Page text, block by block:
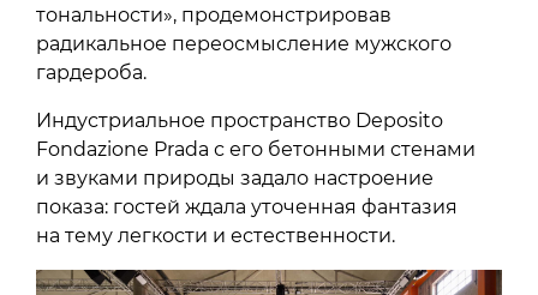
тональности», продемонстрировав
радикальное переосмысление мужского
гардероба.
Индустриальное пространство Deposito
Fondazione Prada с его бетонными стенами
и звуками природы задало настроение
показа: гостей ждала уточенная фантазия
на тему легкости и естественности.